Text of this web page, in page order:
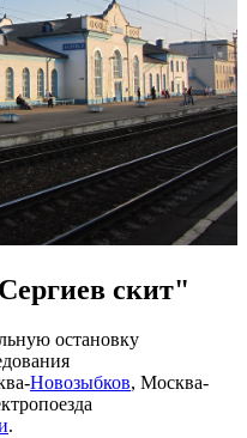
скит"
остановку
Новозыбков, Москва-
.